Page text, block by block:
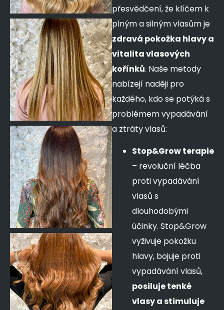
přesvědčení, že klíčem k
plným a silným vlasům je
zdravá pokožka hlavy a
vitalita vlasových
kořínků. Naše metody
nabízejí naději pro
každého, kdo se potýká s
problémem vypadávání
a ztráty vlasů:
Stop&Grow terapie
– revoluční léčba
proti vypadávání
vlasů s
dlouhodobými
účinky. Stop&Grow
vyživuje pokožku
hlavy, bojuje proti
vypadávání vlasů,
posiluje tenké
vlasy a stimuluje